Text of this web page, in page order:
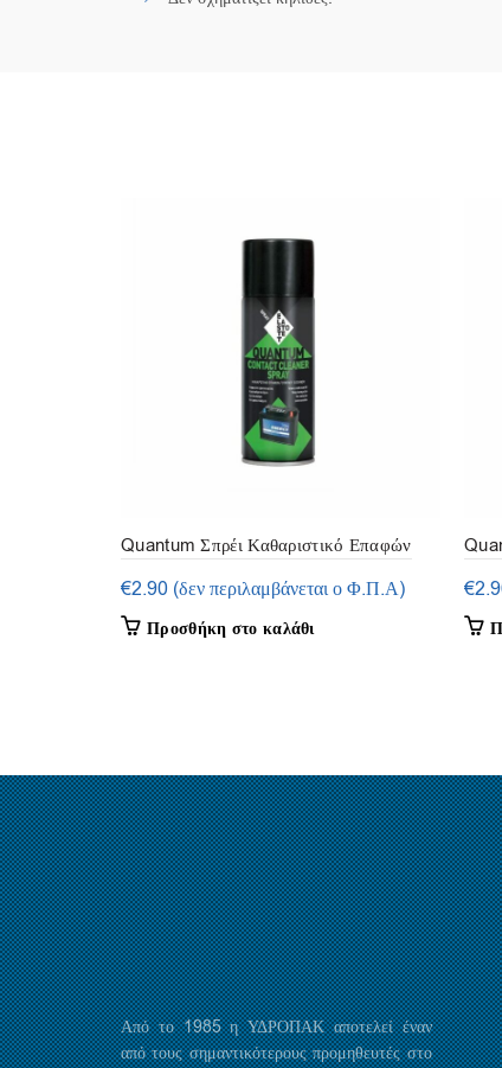
Quantum Σπρέι Καθαριστικό Επαφών
(Contact Cleaner Spray) 400 ml –
€2.90 (δεν περιλαμβάνεται ο Φ.Π.Α)
Προσθήκη στο καλάθι
€
Από το 1985 η ΥΔΡΟΠΑΚ αποτελεί έναν
από τους σημαντικότερους προμηθευτές στο